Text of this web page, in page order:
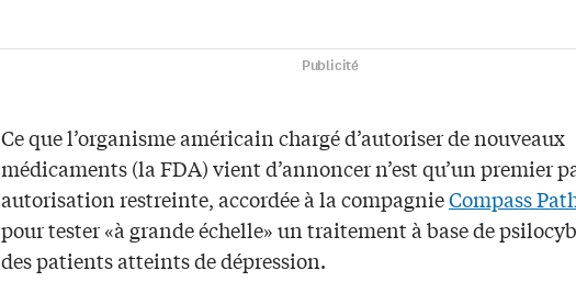
Publicité
Ce que l’organisme américain chargé d’autoriser de nouveaux
médicaments (la FDA) vient d’annoncer n’est qu’un premier
autorisation restreinte, accordée à la compagnieCompass
pour tester «à grande échelle» un traitement à base de
des patients atteints de dépression.